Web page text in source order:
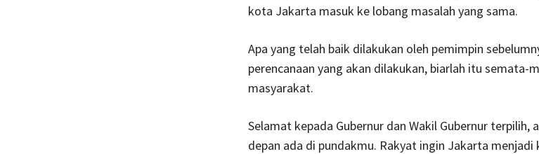
kota Jakarta masuk ke lobang masalah yang sama.
Apa yang telah baik dilakukan oleh pemimpin
perencanaan yang akan dilakukan, biarlah itu semata-
masyarakat.
Selamat kepada Gubernur dan Wakil Gubernur terpilih,
depan ada di pundakmu. Rakyat ingin Jakarta menjadi